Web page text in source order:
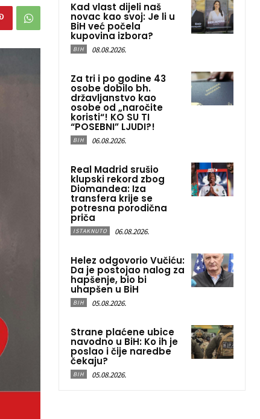
Kad vlast dijeli naš
novac kao svoj: Je li u
BiH već počela
kupovina izbora?
BIH 08.08.2026.
Za tri i po godine 43
osobe dobilo bh.
državljanstvo kao
osobe od „naročite
koristi“! KO SU TI
“POSEBNI” LJUDI?!
BIH 06.08.2026.
Real Madrid srušio
klupski rekord zbog
Diomandea: Iza
transfera krije se
potresna porodična
priča
ISTAKNUTO 06.08.2026.
Helez odgovorio Vučiću:
Da je postojao nalog za
hapšenje, bio bi
uhapšen u BiH
BIH 05.08.2026.
Strane plaćene ubice
navodno u BiH: Ko ih je
poslao i čije naredbe
čekaju?
BIH 05.08.2026.